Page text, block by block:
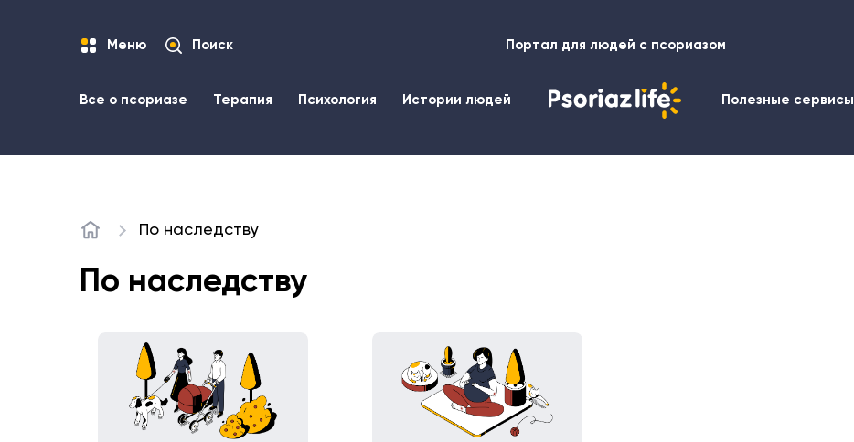
Меню Поиск Портал для людей с псориазом
Все о псориазе Терапия Психология Истории людей Полезные сервисы
Главная По наследству
По наследству